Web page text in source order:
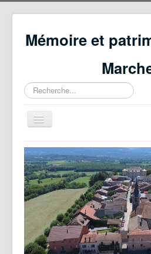
Mémoire et
Rechercher
Basculer
la
Accueil
Qui sommes-nous ?
Actualités
Histoire
Archéologie
Généalogie